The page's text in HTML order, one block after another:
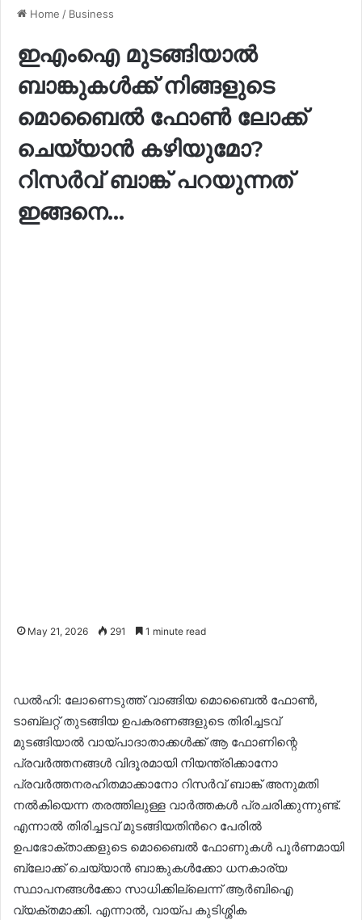
Home / Business
ഇഎംഐ മുടങ്ങിയാൽ
ബാങ്കുകൾക്ക് നിങ്ങളുടെ
മൊബൈൽ ഫോൺ ലോക്ക്
ചെയ്യാൻ കഴിയുമോ?
റിസര്‍വ് ബാങ്ക് പറയുന്നത്
ഇങ്ങനെ…
May 21, 2026 291 1 minute read
ഡൽഹി: ലോണെടുത്ത് വാങ്ങിയ മൊബൈൽ ഫോൺ,
ടാബ്‍ലറ്റ് തുടങ്ങിയ ഉപകരണങ്ങളുടെ തിരിച്ചടവ്
മുടങ്ങിയാൽ വായ്പാദാതാക്കൾക്ക് ആ ഫോണിന്റെ
പ്രവർത്തനങ്ങൾ വിദൂരമായി നിയന്ത്രിക്കാനോ
പ്രവർത്തനരഹിതമാക്കാനോ റിസർവ് ബാങ്ക് അനുമതി
നൽകിയെന്ന തരത്തിലുള്ള വാര്‍ത്തകൾ പ്രചരിക്കുന്നുണ്ട്.
എന്നാൽ തിരിച്ചടവ് മുടങ്ങിയതിന്‍റെ പേരിൽ
ഉപഭോക്താക്കളുടെ മൊബൈൽ ഫോണുകൾ പൂർണമായി
ബ്ലോക്ക് ചെയ്യാൻ ബാങ്കുകൾക്കോ ധനകാര്യ
സ്ഥാപനങ്ങൾക്കോ സാധിക്കില്ലെന്ന് ആർബിഐ
വ്യക്തമാക്കി. എന്നാൽ, വായ്പ കുടിശ്ശിക